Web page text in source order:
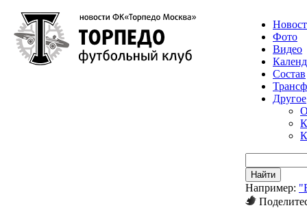
Фото
Видео
Состав
Другое
Найти
Например: